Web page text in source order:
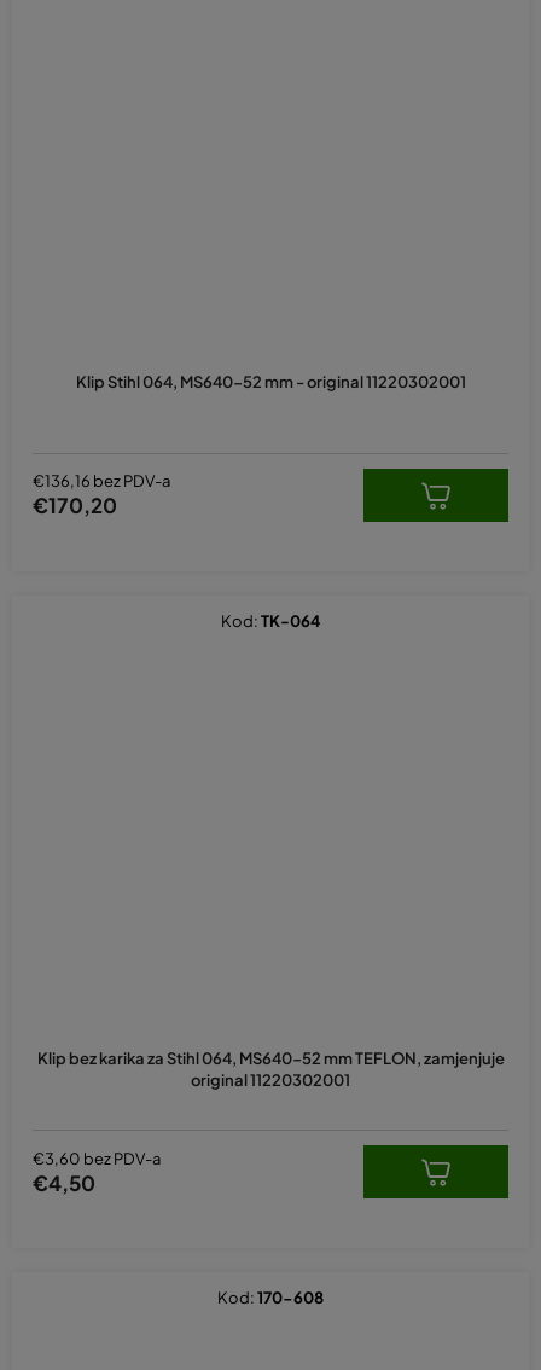
Klip Stihl 064, MS640-52 mm - original 11220302001
€136,16 bez PDV-a
€170,20
Klip bez karika za Stihl 064, MS640-52 mm TEFLON, zamjenjuje
original 11220302001
€3,60 bez PDV-a
€4,50
Kod:TK-064
Kod:170-608